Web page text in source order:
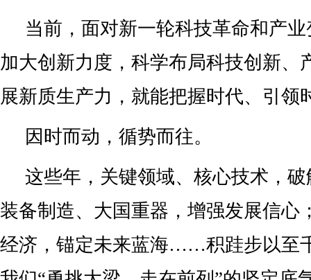
当前，面对新一轮科技革命和产
加大创新力度，科学布局科技创新、
展新质生产力，就能把握时代、引领
因时而动，循势而往。
这些年，关键领域、核心技术，破
装备制造、大国重器，增强发展信心
经济，锚定未来蓝海……积跬步以至